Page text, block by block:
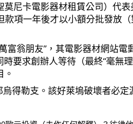
尼卡電影器材租賃公司）代
項一年後才以小額分批發放
富翁朋友 ，其電影器材網站電
時要求創辦人等待（最終 毫無
得勒支。該好萊塢破壞者必定